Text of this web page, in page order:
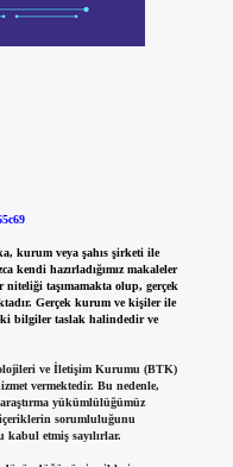
kurum veya şahıs şirketi ile
kendi hazırladığımız makaleler
taşımamakta olup, gerçek
Gerçek kurum ve kişiler ile
bilgiler taslak halindedir ve
ve İletişim Kurumu (BTK)
vermektedir. Bu nedenle,
yükümlülüğümüz
sorumluluğunu
kabul etmiş sayılırlar.